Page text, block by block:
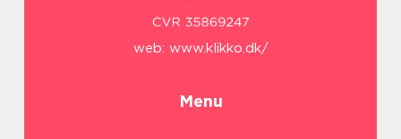
web: www.klikko.dk/
Menu